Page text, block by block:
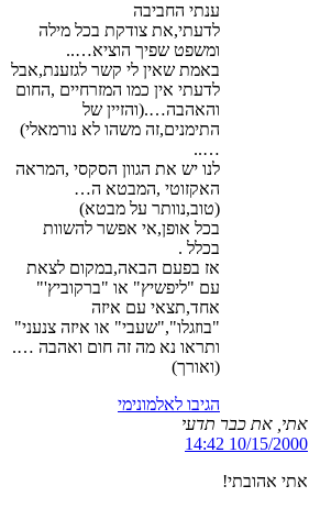
ענתי החביבה
לדעתי,את צודקת בכל מילה
ומשפט שפיך הוציא…..
באמת שאין לי קשר לגזענת,אבל
לדעתי אין כמו המזרחיים ,החום
והאהבה….(והזיין של
התימנים,זה משהו לא נורמאלי)
…..
לנו יש את הגוון הסקסי ,המראה
האקזוטי ,המבטא ה…
(טוב,נוותר על מבטא)
בכל אופן,אי אפשר להשוות
בכלל .
אז בפעם הבאה,במקום לצאת
עם "ליפשיץ" או "ברקוביץ'"
אחד,תצאי עם איזה
"בוזגלו","שעבי" או איזה צנעני"
ותראו נא מה זה חום ואהבה ….
(ואורך)
הגיבו לאלמונימי
אתי, את כבר תדעי
10/15/2000 14:42
אתי אהובתי!